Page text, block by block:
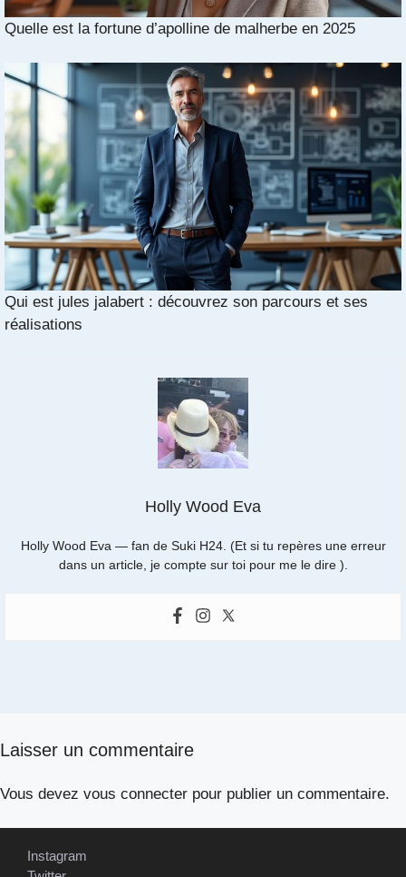
Quelle est la fortune d’apolline de malherbe en 2025
Qui est jules jalabert : découvrez son parcours et ses
réalisations
Holly Wood Eva
Holly Wood Eva — fan de Suki H24. (Et si tu repères une erreur
dans un article, je compte sur toi pour me le dire ).
Laisser un commentaire
Vous devez vous connecter pour publier un commentaire.
Instagram